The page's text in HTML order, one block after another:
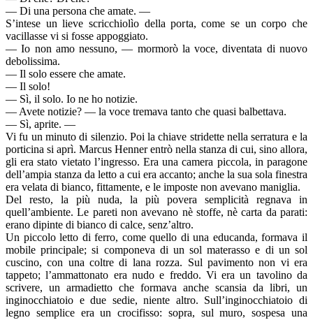
— Di una persona che amate. —
S’intese un lieve scricchiolìo della porta, come se un corpo che
vacillasse vi si fosse appoggiato.
— Io non amo nessuno, — mormorò la voce, diventata di nuovo
debolissima.
— Il solo essere che amate.
— Il solo!
— Sì, il solo. Io ne ho notizie.
— Avete notizie? — la voce tremava tanto che quasi balbettava.
— Sì, aprite. —
Vi fu un minuto di silenzio. Poi la chiave stridette nella serratura e la
porticina si aprì. Marcus Henner entrò nella stanza di cui, sino allora,
gli era stato vietato l’ingresso. Era una camera piccola, in paragone
dell’ampia stanza da letto a cui era accanto; anche la sua sola finestra
era velata di bianco, fittamente, e le imposte non avevano maniglia.
Del resto, la più nuda, la più povera semplicità regnava in
quell’ambiente. Le pareti non avevano nè stoffe, nè carta da parati:
erano dipinte di bianco di calce, senz’altro.
Un piccolo letto di ferro, come quello di una educanda, formava il
mobile principale; si componeva di un sol materasso e di un sol
cuscino, con una coltre di lana rozza. Sul pavimento non vi era
tappeto; l’ammattonato era nudo e freddo. Vi era un tavolino da
scrivere, un armadietto che formava anche scansia da libri, un
inginocchiatoio e due sedie, niente altro. Sull’inginocchiatoio di
legno semplice era un crocifisso: sopra, sul muro, sospesa una